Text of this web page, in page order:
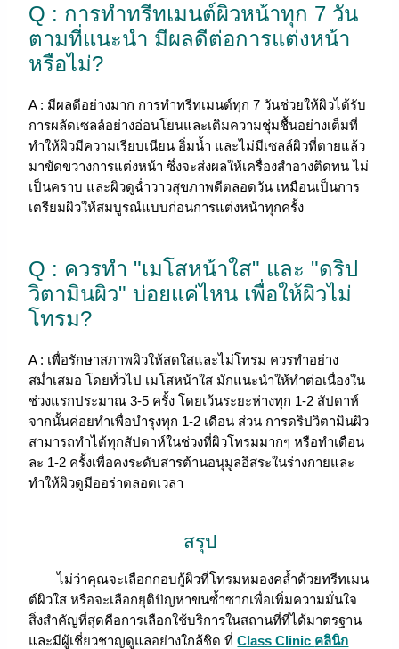
Q : การทำทรีทเมนต์ผิวหน้าทุก 7 วัน
ตามที่แนะนำ มีผลดีต่อการแต่งหน้า
หรือไม่?
A : มีผลดีอย่างมาก การทำทรีทเมนต์ทุก 7 วันช่วยให้ผิวได้รับ
การผลัดเซลล์อย่างอ่อนโยนและเติมความชุ่มชื้นอย่างเต็มที่
ทำให้ผิวมีความเรียบเนียน อิ่มน้ำ และไม่มีเซลล์ผิวที่ตายแล้ว
มาขัดขวางการแต่งหน้า ซึ่งจะส่งผลให้เครื่องสำอางติดทน ไม่
เป็นคราบ และผิวดูฉ่ำวาวสุขภาพดีตลอดวัน เหมือนเป็นการ
เตรียมผิวให้สมบูรณ์แบบก่อนการแต่งหน้าทุกครั้ง
Q : ควรทำ "เมโสหน้าใส" และ "ดริป
วิตามินผิว" บ่อยแค่ไหน เพื่อให้ผิวไม่
โทรม?
A : เพื่อรักษาสภาพผิวให้สดใสและไม่โทรม ควรทำอย่าง
สม่ำเสมอ โดยทั่วไป เมโสหน้าใส มักแนะนำให้ทำต่อเนื่องใน
ช่วงแรกประมาณ 3-5 ครั้ง โดยเว้นระยะห่างทุก 1-2 สัปดาห์
จากนั้นค่อยทำเพื่อบำรุงทุก 1-2 เดือน ส่วน การดริปวิตามินผิว
สามารถทำได้ทุกสัปดาห์ในช่วงที่ผิวโทรมมากๆ หรือทำเดือน
ละ 1-2 ครั้งเพื่อคงระดับสารต้านอนุมูลอิสระในร่างกายและ
ทำให้ผิวดูมีออร่าตลอดเวลา
สรุป
ไม่ว่าคุณจะเลือกกอบกู้ผิวที่โทรมหมองคล้ำด้วยทรีทเมน
ต์ผิวใส หรือจะเลือกยุติปัญหาขนซ้ำซากเพื่อเพิ่มความมั่นใจ
สิ่งสำคัญที่สุดคือการเลือกใช้บริการในสถานที่ที่ได้มาตรฐาน
และมีผู้เชี่ยวชาญดูแลอย่างใกล้ชิด ที่Class Clinic คลินิก